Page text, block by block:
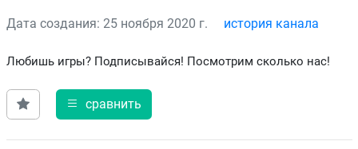
Дата создания: 25 ноября 2020 г. история канала
Любишь игры? Подписывайся! Посмотрим сколько нас!
сравнить